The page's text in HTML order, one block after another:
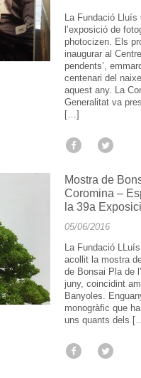
La Fundació Lluís
l’exposició de
photocizen. Els
inaugurar al
pendents’,
centenari del
aquest any. La
Generalitat va
[…]
Mostra de
Coromina –
la 39a
05/06/2016
La Fundació
acollit la mostra
de Bonsai Pla de
juny, coincidint
Banyoles.
monogràfic que
uns quants dels